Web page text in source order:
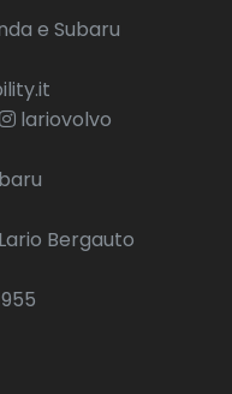
e Subaru
lariovolvo
Bergauto